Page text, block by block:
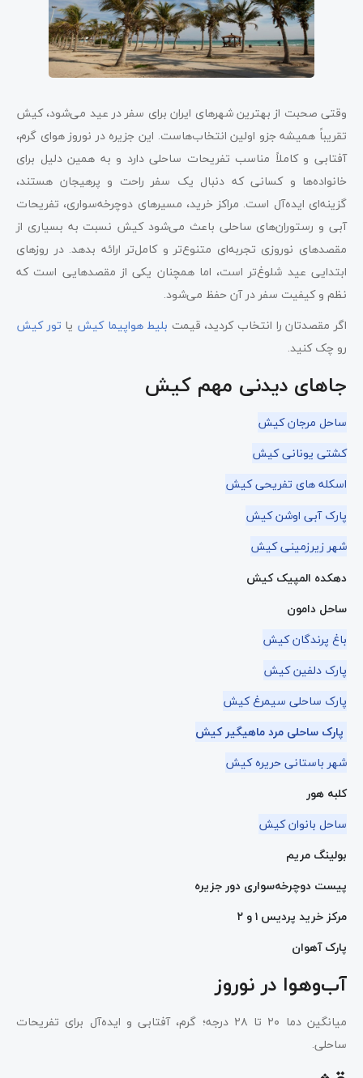
وقتی صحبت از بهترین شهرهای ایران برای سفر در عید می‌شود، کیش
تقریباً همیشه جزو اولین انتخاب‌هاست. این جزیره در نوروز هوای گرم،
آفتابی و کاملاً مناسب تفریحات ساحلی دارد و به همین دلیل برای
خانواده‌ها و کسانی که دنبال یک سفر راحت و پرهیجان هستند،
گزینه‌ای ایده‌آل است. مراکز خرید، مسیرهای دوچرخه‌سواری، تفریحات
آبی و رستوران‌های ساحلی باعث می‌شود کیش نسبت به بسیاری از
مقصدهای نوروزی تجربه‌ای متنوع‌تر و کامل‌تر ارائه بدهد. در روزهای
ابتدایی عید شلوغ‌تر است، اما همچنان یکی از مقصدهایی است که
نظم و کیفیت سفر در آن حفظ می‌شود.
اگر مقصدتان را انتخاب کردید، قیمت بلیط هواپیما کیش یا تور کیش
رو چک کنید.
جاهای دیدنی مهم کیش
ساحل مرجان کیش
کشتی یونانی کیش
اسکله های تفریحی کیش
پارک آبی اوشن کیش
شهر زیرزمینی کیش
دهکده المپیک کیش
ساحل دامون
باغ پرندگان کیش
پارک دلفین کیش
پارک ساحلی سیمرغ کیش
پارک ساحلی مرد ماهیگیر کیش
شهر باستانی حریره کیش
کلبه هور
ساحل بانوان کیش
بولینگ مریم
پیست دوچرخه‌سواری دور جزیره
مرکز خرید پردیس ۱ و ۲
پارک آهوان
آب‌وهوا در نوروز
میانگین دما ۲۰ تا ۲۸ درجه؛ گرم، آفتابی و ایده‌آل برای تفریحات
ساحلی.